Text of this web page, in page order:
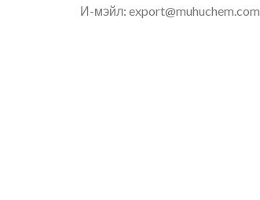
И-мэйл: export@muhuchem.com